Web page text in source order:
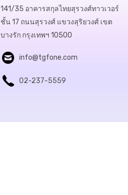
141/35 อาคารสกุลไทยสุรวงศ์ทาวเวอร์
ชั้น 17 ถนนสุรวงศ์ แขวงสุริยวงศ์ เขต
บางรัก กรุงเทพฯ 10500
info@tgfone.com
02-237-5559